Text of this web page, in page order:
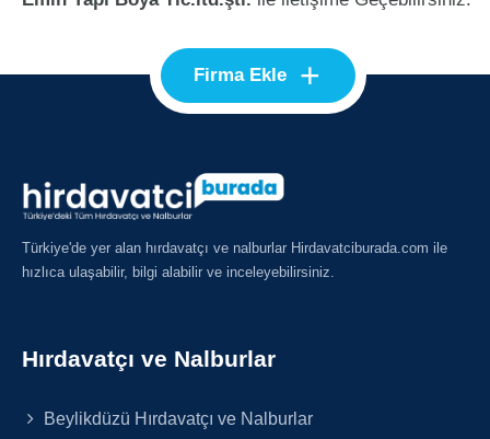
Firma Ekle +
Türkiye'de yer alan hırdavatçı ve nalburlar Hirdavatciburada.com ile
hızlıca ulaşabilir, bilgi alabilir ve inceleyebilirsiniz.
Hırdavatçı ve Nalburlar
Beylikdüzü Hırdavatçı ve Nalburlar